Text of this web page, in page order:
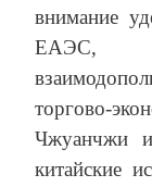
внимание
ЕАЭС,
торгово-
Чжуанчжи
китайские